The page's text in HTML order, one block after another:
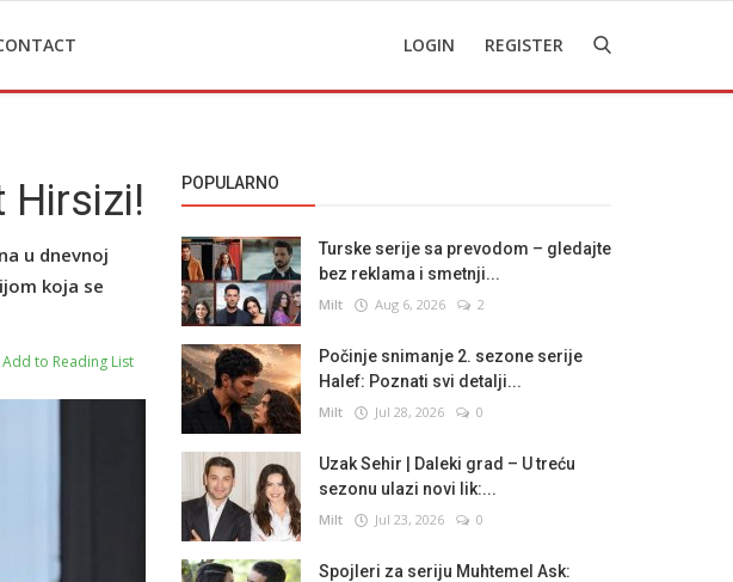
LOGIN REGISTER
Hirsizi!
u dnevnoj
koja se
Add to Reading List
POPULARNO
Turske serije sa prevodom – gledajte
bez reklama i smetnji...
Milt Aug 6, 2026 2
Počinje snimanje 2. sezone serije
Halef: Poznati svi detalji...
Milt Jul 28, 2026 0
Uzak Sehir | Daleki grad – U treću
sezonu ulazi novi lik:...
Milt Jul 23, 2026 0
Spojleri za seriju Muhtemel Ask: